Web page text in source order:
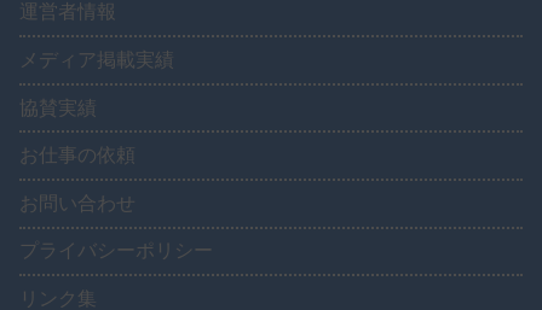
運営者情報
メディア掲載実績
協賛実績
お仕事の依頼
お問い合わせ
プライバシーポリシー
リンク集